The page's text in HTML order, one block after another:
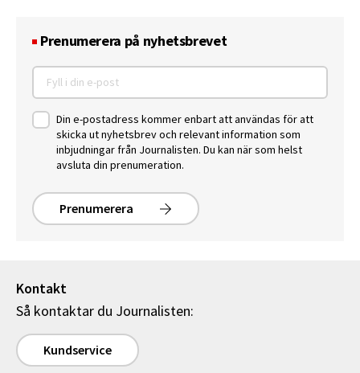
Prenumerera på nyhetsbrevet
Din e-postadress kommer enbart att användas för att
skicka ut nyhetsbrev och relevant information som
inbjudningar från Journalisten. Du kan när som helst
avsluta din prenumeration.
Prenumerera
Kontakt
Så kontaktar du Journalisten:
Kundservice